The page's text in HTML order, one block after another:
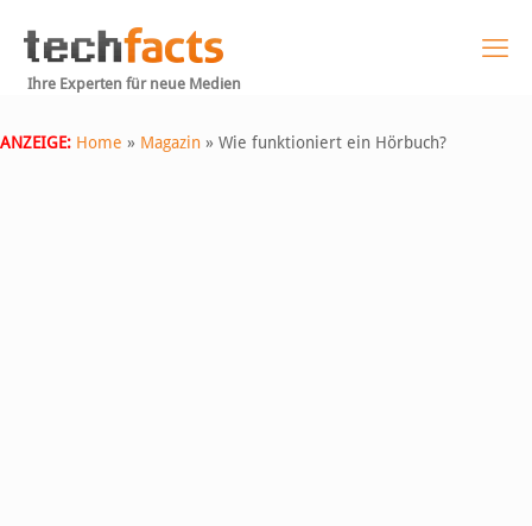
Ihre Experten für neue Medien
ANZEIGE: Home » Magazin » Wie funktioniert ein Hörbuch?